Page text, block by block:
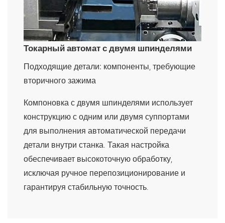
Токарный автомат с двумя шпинделями
Подходящие детали: компоненты, требующие
вторичного зажима
Компоновка с двумя шпинделями использует
конструкцию с одним или двумя суппортами
для выполнения автоматической передачи
детали внутри станка. Такая настройка
обеспечивает высокоточную обработку,
исключая ручное перепозиционирование и
гарантируя стабильную точность.